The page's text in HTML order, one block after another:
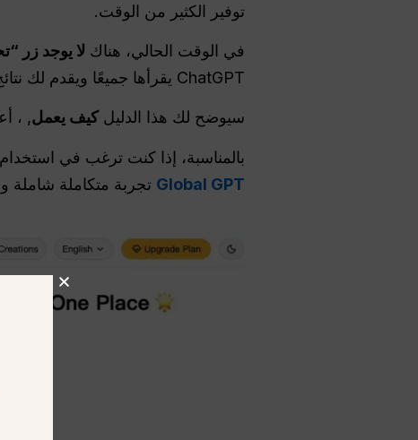
توفير الكثير من الوقت.
في الوقت الحالي، هناك لا يوجد زر
ChatGPT يقرأها جميعًا ويقدم لك نتائج مفيدة في وقت قصير.
سيوضح لك هذا الدليلكيف يعمل, ،
بالمناسبة، إذا كنت ترغب في استخدام ChatGPT مع
Global GPT تجربة متكاملة شاملة